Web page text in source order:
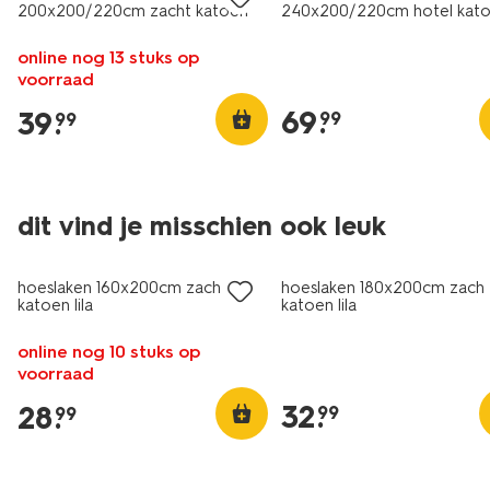
200x200/220cm zacht katoen
online nog 13 stuks op
voorraad
39.
99
240x200/220cm hotel
69.
99
dit vind je misschien ook leuk
hoeslaken 160x200cm zacht
katoen lila
online nog 10 stuks op
voorraad
28.
99
hoeslaken 180x200cm
katoen lila
32.
99